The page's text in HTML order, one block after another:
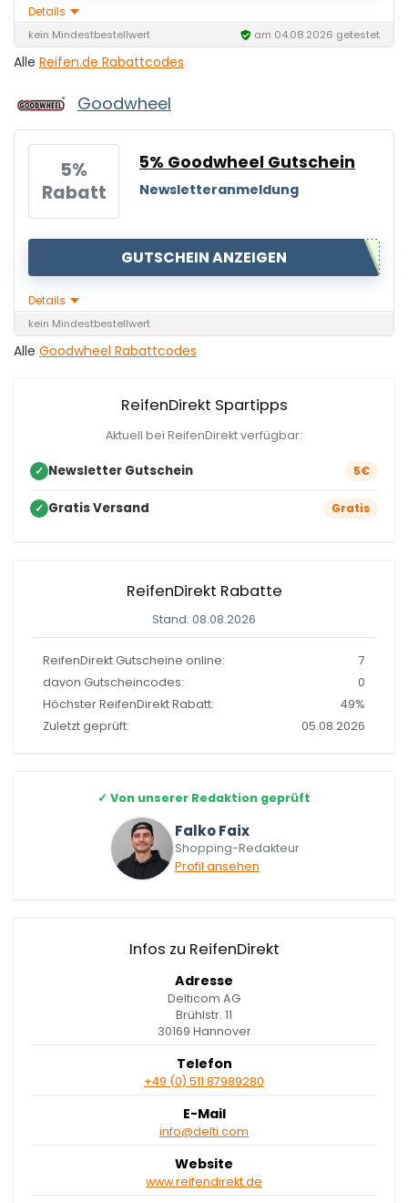
Details
kein Mindestbestellwert am 04.08.2026 getestet
Alle Reifen.de Rabattcodes
Goodwheel
5%
Rabatt
5% Goodwheel Gutschein
Newsletteranmeldung
GUTSCHEIN ANZEIGEN
Details
kein Mindestbestellwert
Alle Goodwheel Rabattcodes
ReifenDirekt Spartipps
Aktuell bei ReifenDirekt verfügbar:
✓ Newsletter Gutschein 5€
✓ Gratis Versand Gratis
ReifenDirekt Rabatte
Stand: 08.08.2026
ReifenDirekt Gutscheine online:
7
davon Gutscheincodes:
0
Höchster ReifenDirekt Rabatt:
49%
Zuletzt geprüft:
05.08.2026
✓ Von unserer Redaktion geprüft
Falko Faix
Shopping-Redakteur
Profil ansehen
Infos zu ReifenDirekt
Adresse
Delticom AG
Brühlstr. 11
30169 Hannover
Telefon
+49 (0) 511 87989280
E-Mail
info@delti.com
Website
www.reifendirekt.de